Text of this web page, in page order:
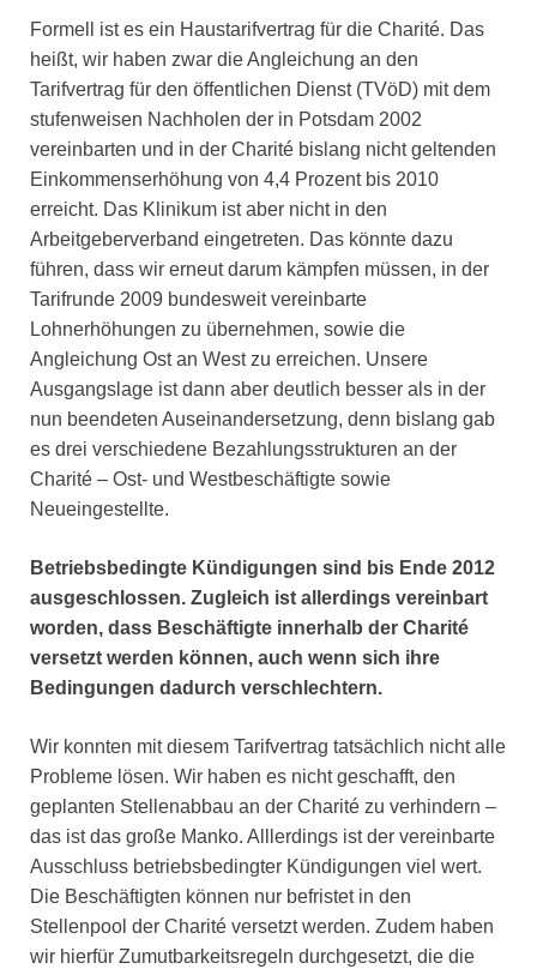
Formell ist es ein Haustarifvertrag für die Charité. Das
heißt, wir haben zwar die Angleichung an den
Tarifvertrag für den öffentlichen Dienst (TVöD) mit dem
stufenweisen Nachholen der in Potsdam 2002
vereinbarten und in der Charité bislang nicht geltenden
Einkommenserhöhung von 4,4 Prozent bis 2010
erreicht. Das Klinikum ist aber nicht in den
Arbeitgeberverband eingetreten. Das könnte dazu
führen, dass wir erneut darum kämpfen müssen, in der
Tarifrunde 2009 bundesweit vereinbarte
Lohnerhöhungen zu übernehmen, sowie die
Angleichung Ost an West zu erreichen. Unsere
Ausgangslage ist dann aber deutlich besser als in der
nun beendeten Auseinandersetzung, denn bislang gab
es drei verschiedene Bezahlungsstrukturen an der
Charité – Ost- und Westbeschäftigte sowie
Neueingestellte.
Betriebsbedingte Kündigungen sind bis Ende 2012
ausgeschlossen. Zugleich ist allerdings vereinbart
worden, dass Beschäftigte innerhalb der Charité
versetzt werden können, auch wenn sich ihre
Bedingungen dadurch verschlechtern.
Wir konnten mit diesem Tarifvertrag tatsächlich nicht alle
Probleme lösen. Wir haben es nicht geschafft, den
geplanten Stellenabbau an der Charité zu verhindern –
das ist das große Manko. Alllerdings ist der vereinbarte
Ausschluss betriebsbedingter Kündigungen viel wert.
Die Beschäftigten können nur befristet in den
Stellenpool der Charité versetzt werden. Zudem haben
wir hierfür Zumutbarkeitsregeln durchgesetzt, die die